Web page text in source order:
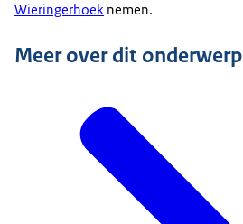
Wieringerhoek nemen.
Meer over dit onderwerp